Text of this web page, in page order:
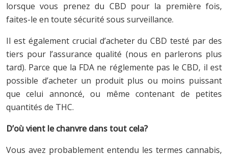
lorsque vous prenez du CBD pour la première fois,
faites-le en toute sécurité sous surveillance.
Il est également crucial d’acheter du CBD testé par des
tiers pour l’assurance qualité (nous en parlerons plus
tard). Parce que la FDA ne réglemente pas le CBD, il est
possible d’acheter un produit plus ou moins puissant
que celui annoncé, ou même contenant de petites
quantités de THC.
D’où vient le chanvre dans tout cela?
Vous avez probablement entendu les termes cannabis,